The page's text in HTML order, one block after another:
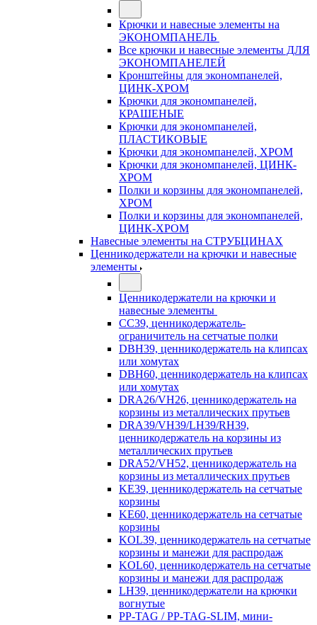
Крючки и навесные элементы на
ЭКОНОМПАНЕЛЬ
Все крючки и навесные элементы ДЛЯ
ЭКОНОМПАНЕЛЕЙ
Кронштейны для экономпанелей,
ЦИНК-ХРОМ
Крючки для экономпанелей,
КРАШЕНЫЕ
Крючки для экономпанелей,
ПЛАСТИКОВЫЕ
Крючки для экономпанелей, ХРОМ
Крючки для экономпанелей, ЦИНК-
ХРОМ
Полки и корзины для экономпанелей,
ХРОМ
Полки и корзины для экономпанелей,
ЦИНК-ХРОМ
Навесные элементы на СТРУБЦИНАХ
Ценникодержатели на крючки и навесные
элементы
Ценникодержатели на крючки и
навесные элементы
CC39, ценникодержатель-
ограничитель на сетчатые полки
DBH39, ценникодержатель на клипсах
или хомутах
DBH60, ценникодержатель на клипсах
или хомутах
DRA26/VH26, ценникодержатель на
корзины из металлических прутьев
DRA39/VH39/LH39/RH39,
ценникодержатель на корзины из
металлических прутьев
DRA52/VH52, ценникодержатель на
корзины из металлических прутьев
KE39, ценникодержатель на сетчатые
корзины
KE60, ценникодержатель на сетчатые
корзины
KOL39, ценникодержатель на сетчатые
корзины и манежи для распродаж
KOL60, ценникодержатель на сетчатые
корзины и манежи для распродаж
LH39, ценникодержатели на крючки
вогнутые
PP-TAG / PP-TAG-SLIM, мини-